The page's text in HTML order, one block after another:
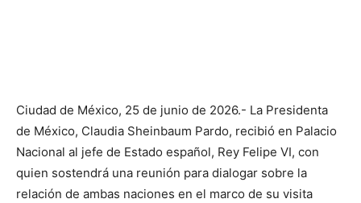
Ciudad de México, 25 de junio de 2026.- La Presidenta
de México, Claudia Sheinbaum Pardo, recibió en Palacio
Nacional al jefe de Estado español, Rey Felipe VI, con
quien sostendrá una reunión para dialogar sobre la
relación de ambas naciones en el marco de su visita